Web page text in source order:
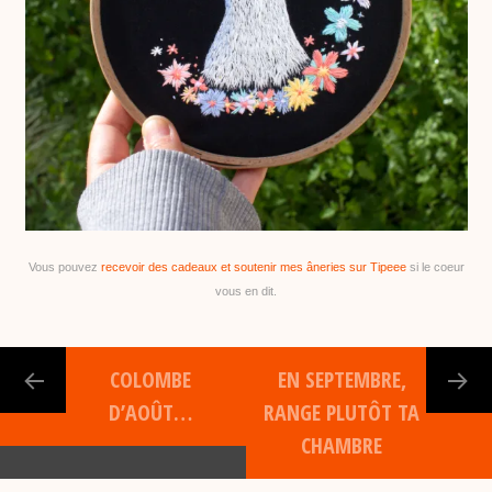
Vous pouvez recevoir des cadeaux et soutenir mes âneries sur Tipeeesi le coeur
vous en dit.
COLOMBE
D’AOÛT…
EN SEPTEMBRE,
RANGE PLUTÔT TA
CHAMBRE